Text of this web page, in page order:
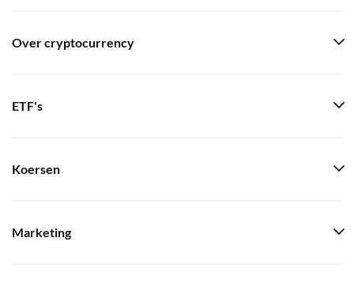
Over cryptocurrency
ETF's
Koersen
Marketing